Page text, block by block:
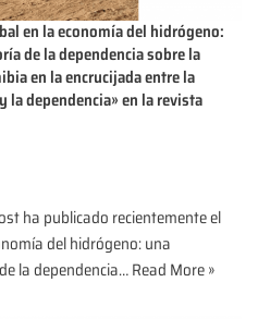
en la economía del hidrógeno:
de la dependencia sobre la
en la encrucijada entre la
dependencia» en la revista
ha publicado recientemente el
del hidrógeno: una
la dependencia…Read More »